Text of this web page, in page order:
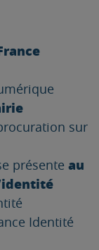
sur
présente au
Identité